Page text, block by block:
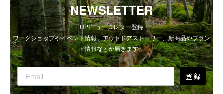
NEWSLETTER
UPIニュースレター登録
ワークショップやイベント情報、アウトドアストーリー、新商品やブラン
ド情報などが届きます。
登 録